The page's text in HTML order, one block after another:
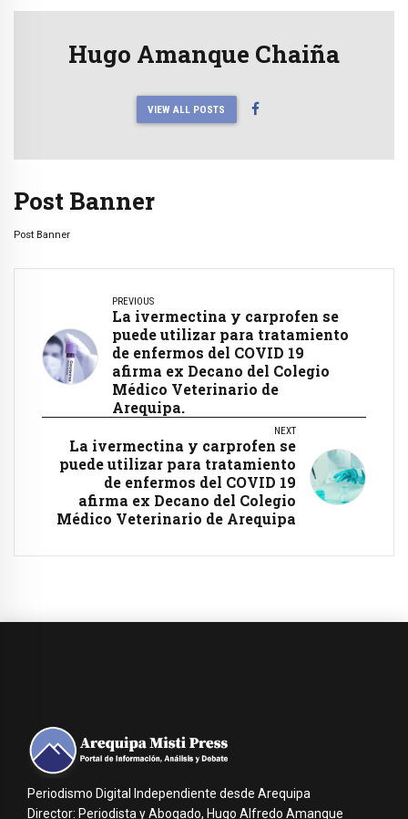
Hugo Amanque Chaiña
VIEW ALL POSTS
Post Banner
Post Banner
PREVIOUS
La ivermectina y carprofen se
puede utilizar para tratamiento
de enfermos del COVID 19
afirma ex Decano del Colegio
Médico Veterinario de
Arequipa.
NEXT
La ivermectina y carprofen se
puede utilizar para tratamiento
de enfermos del COVID 19
afirma ex Decano del Colegio
Médico Veterinario de Arequipa
Periodismo Digital Independiente desde Arequipa
Director: Periodista y Abogado, Hugo Alfredo Amanque